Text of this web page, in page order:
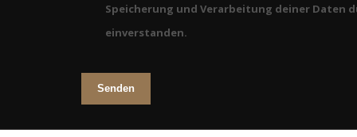
Speicherung und Verarbeitung deiner Daten
einverstanden.
Senden